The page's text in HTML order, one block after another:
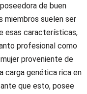
de buen
miembros suelen ser
esas características,
profesional como
proveniente de
carga genética rica en
que esto, posee